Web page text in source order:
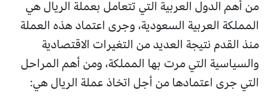
من أهم الدول العربية التي تتعامل بعملة الريال هي
المملكة العربية السعودية، وجرى اعتماد هذه العملة
منذ القدم نتيجة العديد من التغيرات الاقتصادية
والسياسية التي مرت بها المملكة، ومن أهم المراحل
التي جرى اعتمادها من أجل اتخاذ عملة الريال هي: